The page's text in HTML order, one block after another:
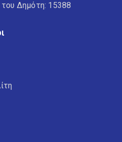
Δημότη: 15388